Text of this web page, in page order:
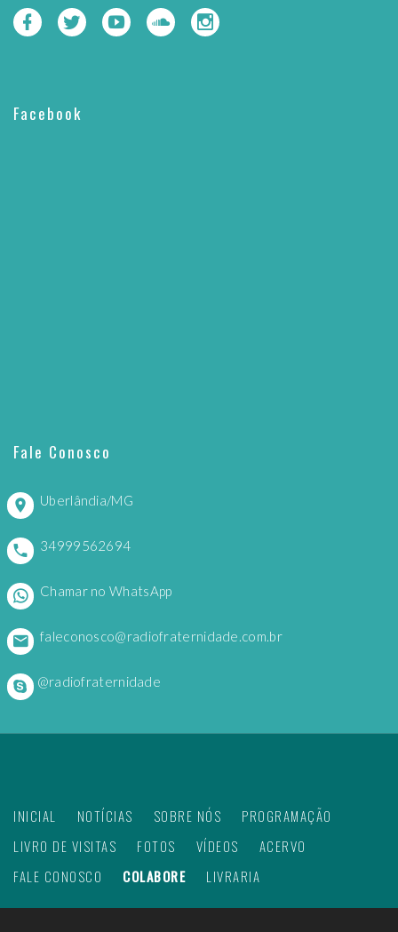
Facebook
Fale Conosco
Uberlândia/MG
34999562694
Chamar no WhatsApp
faleconosco@radiofraternidade.com.br
@radiofraternidade
INICIAL NOTÍCIAS SOBRE NÓS
PROGRAMAÇÃO
LIVRO DE VISITAS
FOTOS VÍDEOS
ACERVO
FALE CONOSCO
COLABORE LIVRARIA